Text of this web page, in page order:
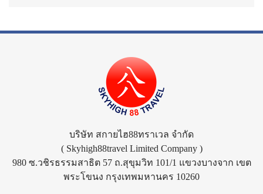
บริษัท สกายไฮ88ทราเวล จำกัด
( Skyhigh88travel Limited Company )
980 ซ.วชิรธรรมสาธิต 57 ถ.สุขุมวิท 101/1 แขวงบางจาก เขต
พระโขนง กรุงเทพมหานคร 10260